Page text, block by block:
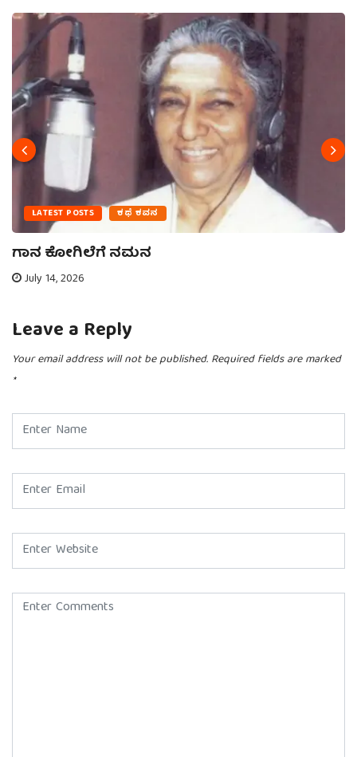
LATEST POSTS ಕಥೆ ಕವನ
ಗಾನ ಕೋಗಿಲೆಗೆ ನಮನ
July 14, 2026
Leave a Reply
Your email address will not be published. Required fields are marked
*